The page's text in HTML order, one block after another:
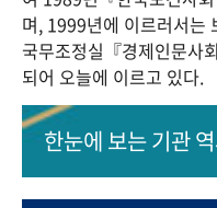
기록물 아카이브
사진 아카이브 문서 기록
50+1 주년 기념
세계와 함께 한 KIHASA
며, 1999년에 이르러서는
국무조정실『경제인문사
되어 오늘에 이르고 있다.
한눈에 보는기관